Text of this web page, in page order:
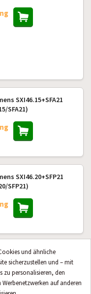
und ähnliche
sicherzustellen und – mit
zu personalisieren, den
auf anderen
SXI46.15+SFA21
SFA21)
SXI46.20+SFP21
SFP21)
SXP 45.10-1 mit
230VAC (SXP45.10-